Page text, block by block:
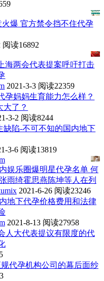
爆 官方禁令挡不住代孕
阅读16892
海两会代表提案呼吁打击
2021-3-3 阅读22359
孕妈妈生育能力怎么样？
大了？
3-2 阅读8244
缺陷-不可不知的国内地下
3-6 阅读13819
娱乐圈爆明星代孕名单 何
雨绮霍思燕陈坤等人在列
2021-6-26 阅读23246
地下代孕价格费用和法律
2021-8-13 阅读27958
人大代表提议有限度的代
代孕机构公司的幕后面纱